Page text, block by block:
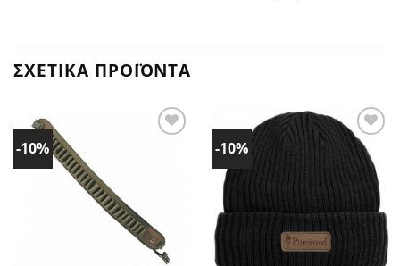
ΣΧΕΤΙΚΆ ΠΡΟΪΌΝΤΑ
-10% -10%
Προσθήκη
στα
Αγαπημένα!